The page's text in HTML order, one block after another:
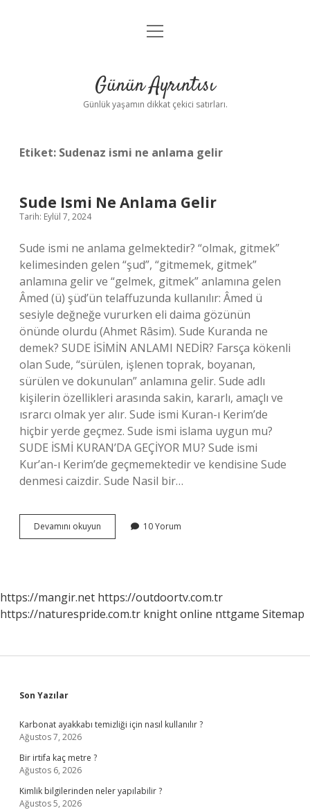
Anasayfa
Yasal Uyarı
menüyü
Günün Ayrıntısı
Günlük yaşamın dikkat çekici satırları.
Etiket: Sudenaz ismi ne anlama gelir
Sude Ismi Ne Anlama Gelir
Tarih: Eylül 7, 2024
Sude ismi ne anlama gelmektedir? “olmak, gitmek”
kelimesinden gelen “şud”, “gitmemek, gitmek”
anlamına gelir ve “gelmek, gitmek” anlamına gelen
Âmed (ü) şüd’ün telaffuzunda kullanılır: Âmed ü
sesiyle değneğe vururken eli daima gözünün
önünde olurdu (Ahmet Râsim). Sude Kuranda ne
demek? SUDE İSİMİN ANLAMI NEDİR? Farsça kökenli
olan Sude, “sürülen, işlenen toprak, boyanan,
sürülen ve dokunulan” anlamına gelir. Sude adlı
kişilerin özellikleri arasında sakin, kararlı, amaçlı ve
ısrarcı olmak yer alır. Sude ismi Kuran-ı Kerim’de
hiçbir yerde geçmez. Sude ismi islama uygun mu?
SUDE İSMİ KURAN’DA GEÇİYOR MU? Sude ismi
Kur’an-ı Kerim’de geçmemektedir ve kendisine Sude
denmesi caizdir. Sude Nasil bir…
Devamını okuyun
Ismi
10 Yorum
https://mangir.net https://outdoortv.com.tr
https://naturespride.com.tr knight online nttgame Sitemap
Sidebar
Son Yazılar
Karbonat ayakkabı temizliği için nasıl kullanılır ?
Ağustos 7, 2026
Bir irtifa kaç metre ?
Ağustos 6, 2026
Kimlik bilgilerinden neler yapılabilir ?
Ağustos 5, 2026